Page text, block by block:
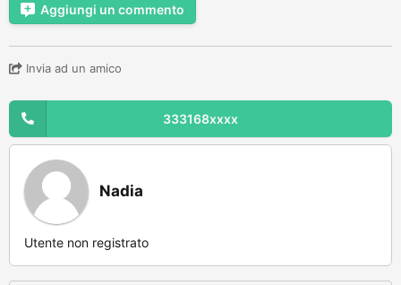
Aggiungi un commento
Invia ad un amico
333168xxxx
Nadia
Utente non registrato